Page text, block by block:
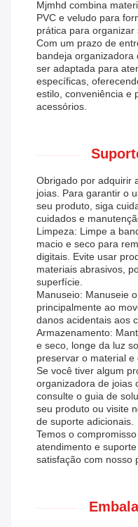
Mjmhd combina
PVC e veludo para
prática para organizar
Com um prazo de
bandeja organizadora
ser adaptada para
específicas,
estilo, conveniência e
acessórios.
Obrigado por adquirir
joias. Para garantir o
seu produto, siga
cuidados e
Limpeza: Limpe a
macio e seco para
digitais. Evite usar
materiais abrasivos,
superfície.
Manuseio: Manuseie
principalmente ao
danos acidentais aos
Armazenamento:
e seco, longe da luz
preservar o material
Se você tiver algum
organizadora de joias
consulte o guia de
seu produto ou visite
de suporte adicionais.
Temos o
atendimento e
satisfação com nosso